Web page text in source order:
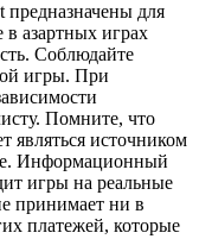
предназначены для
азартных играх
Соблюдайте
игры. При
Помните, что
являться источником
Информационный
игры на реальные
принимает ни в
платежей, которые